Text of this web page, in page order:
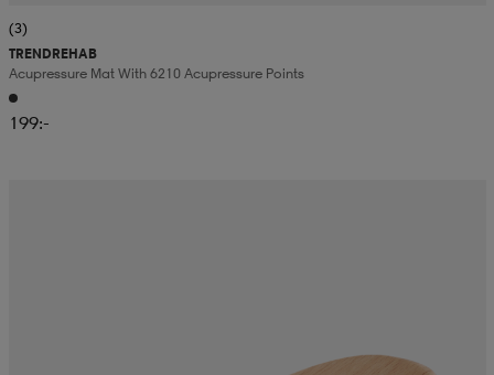
(3)
TRENDREHAB
Acupressure Mat With 6210 Acupressure Points
199:-